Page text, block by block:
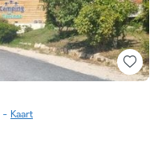
Kaart